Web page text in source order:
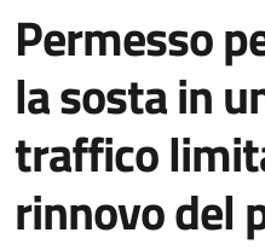
Permesso
la sosta in
traffico
rinnovo del